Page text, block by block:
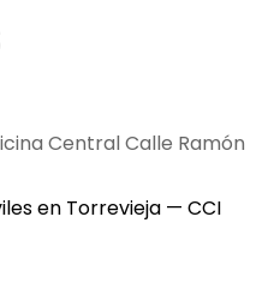
Central Calle Ramón
en Torrevieja — CCI